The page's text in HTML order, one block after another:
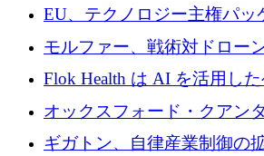
拡大するためにシリーズ C
を調達
EU、テクノロジー主権パッ
保護」に関するものだと発言
モルファー、戦術対ドロー
ムを最前線に近づけるため
Flok Health は AI を活用し
ットフォームの成長に 1,250
オックスフォード・クアン
が「成人向け」2億6,000万
ギガトン、自律産業制御の